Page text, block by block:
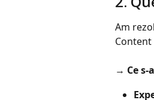
Am
Content
→ Ce